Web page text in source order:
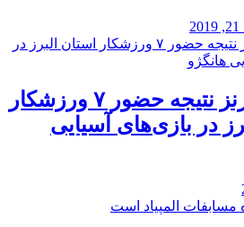
۲ مدال برنز نتیجه حضور ۷ ورزشکار
در بازی‌های آسیایی